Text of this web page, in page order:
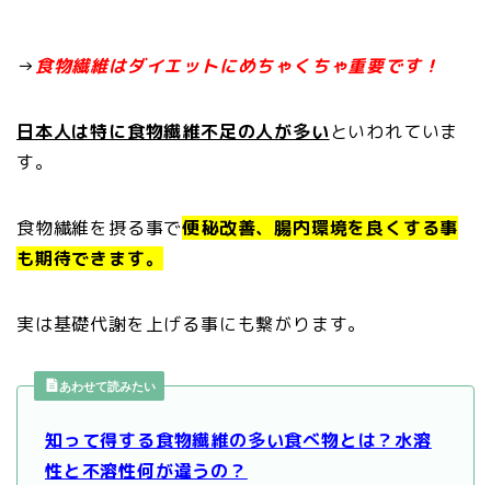
→食物繊維はダイエットにめちゃくちゃ重要です！
日本人は特に食物繊維不足の人が多いといわれていま
す。
食物繊維を摂る事で便秘改善、腸内環境を良くする事
も期待できます。
実は基礎代謝を上げる事にも繋がります。
あわせて読みたい
知って得する食物繊維の多い食べ物とは？水溶
性と不溶性何が違うの？